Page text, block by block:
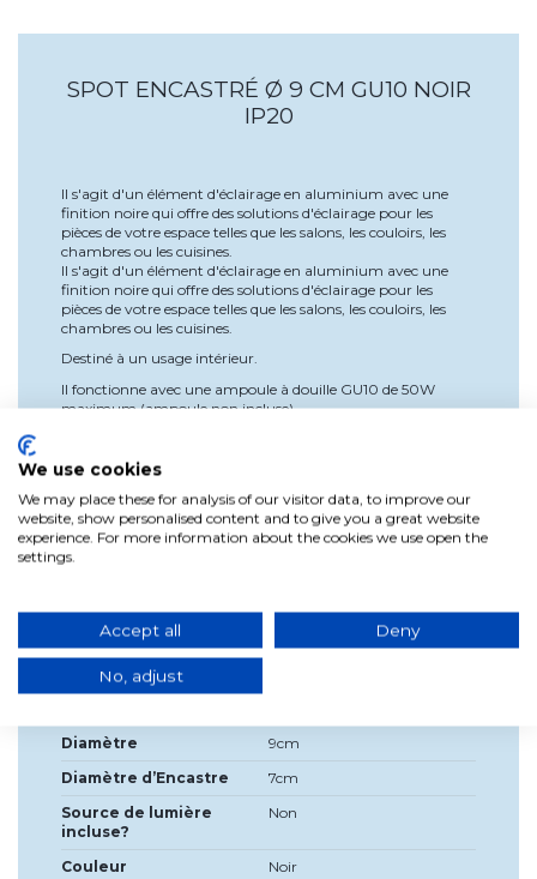
SPOT ENCASTRÉ Ø 9 CM GU10 NOIR
IP20
Il s'agit d'un élément d'éclairage en aluminium avec une
finition noire qui offre des solutions d'éclairage pour les
pièces de votre espace telles que les salons, les couloirs, les
chambres ou les cuisines.
Il s'agit d'un élément d'éclairage en aluminium avec une
finition noire qui offre des solutions d'éclairage pour les
pièces de votre espace telles que les salons, les couloirs, les
chambres ou les cuisines.
Destiné à un usage intérieur.
Il fonctionne avec une ampoule à douille GU10 de 50W
maximum (ampoule non incluse).
poussière).
Montage sur plaques de plâtre et plafonds en plâtre.
Hauteur interne : 2,5 cm SANS AMPOULE.
Détails du produit
Diamètre
9cm
Diamètre d’Encastre
7cm
Source de lumière
incluse?
Non
Couleur
Noir
We use cookies
We may place these for analysis of our visitor data, to improve our
website, show personalised content and to give you a great website
experience. For more information about the cookies we use open the
settings.
Accept all Deny
No, adjust